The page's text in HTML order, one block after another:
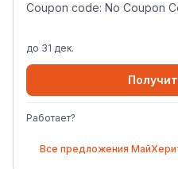
Coupon code: No Coupon
до 31 дек.
Работает?
Все предложения